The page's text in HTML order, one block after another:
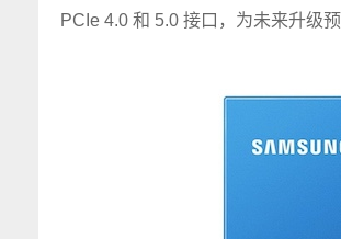
PCIe 4.0 和 5.0 接口，为未来升级